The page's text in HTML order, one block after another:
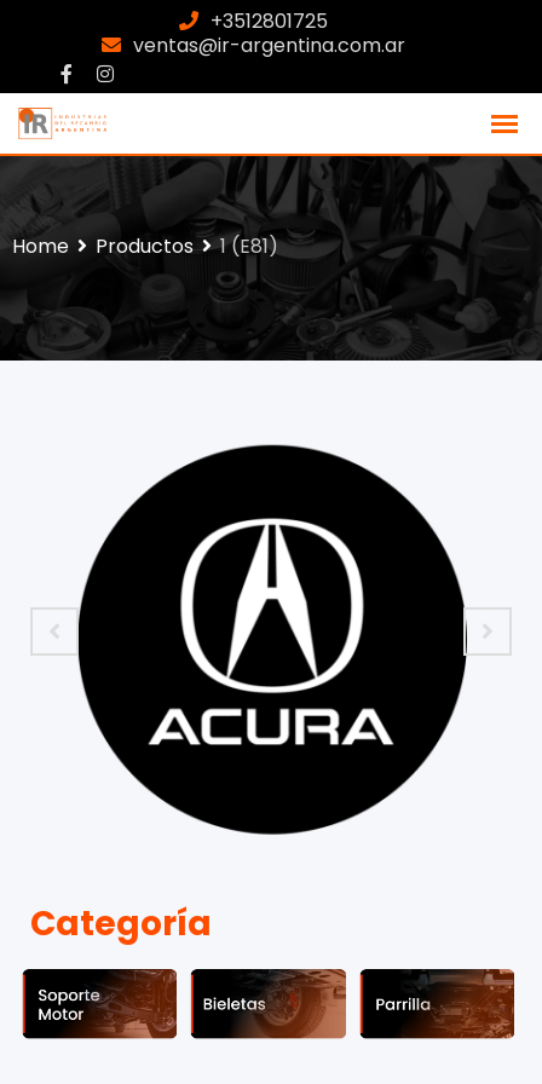
+3512801725
ventas@ir-argentina.com.ar
Home Productos 1 (E81)
Categoría